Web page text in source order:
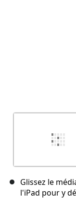
Glissez le
l'iPad pour y